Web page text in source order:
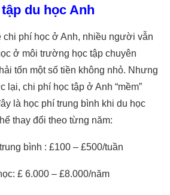
du học Anh
chi phí học ở Anh, nhiều người vẫn
ở môi trường học tập chuyên
tốn một số tiền không nhỏ. Nhưng
lại, chi phí học tập ở Anh “mềm”
là học phí trung bình khi du học
thay đổi theo từng năm:
bình : £100 – £500/tuần
£ 6.000 – £8.000/năm